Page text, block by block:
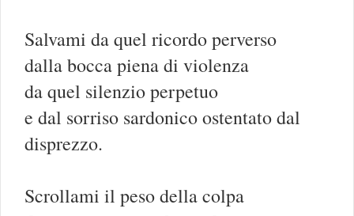
Salvami da quel ricordo perverso
dalla bocca piena di violenza
da quel silenzio perpetuo
e dal sorriso sardonico ostentato dal
disprezzo.
Scrollami il peso della colpa